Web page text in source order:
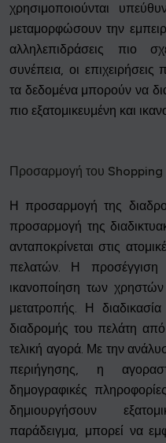
χρησιμοποιούνται
μεταμορφώσουν την
αλληλεπιδράσεις πιο
συνέπεια, οι
τα δεδομένα μπορούν να
πιο εξατομικευμένη και
Προσαρμογή του
Η προσαρμογή της
προσαρμογή της
ανταποκρίνεται στις
πελατών. Η προσέγγιση
ικανοποίηση των
μετατροπής. Η
διαδρομής του πελάτη
τελική αγορά. Με την
περιήγησης, η
δημογραφικές
δημιουργήσουν
παράδειγμα, μπορεί να